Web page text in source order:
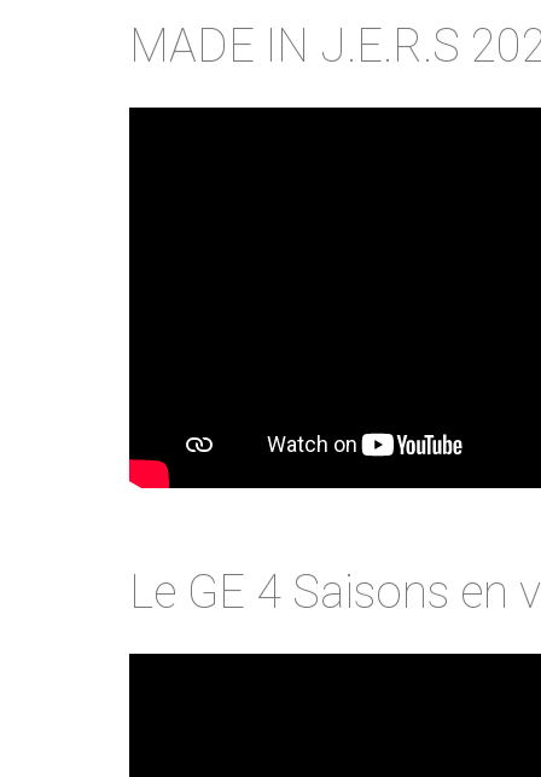
MADE IN J.E.R.S
Le GE 4 Saisons en